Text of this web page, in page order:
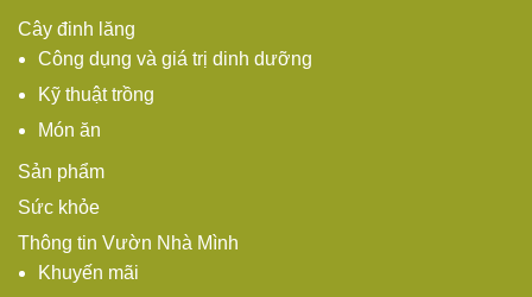
Cây đinh lăng
Công dụng và giá trị dinh dưỡng
Kỹ thuật trồng
Món ăn
Sản phẩm
Sức khỏe
Thông tin Vườn Nhà Mình
Khuyến mãi